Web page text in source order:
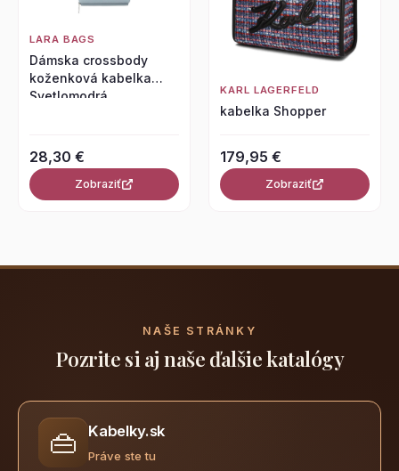
LARA BAGS
Dámska crossbody
koženková kabelka
Svetlomodrá
28,30 €
Zobraziť
KARL LAGERFELD
kabelka Shopper
179,95 €
Zobraziť
NAŠE STRÁNKY
Pozrite si aj naše ďalšie katalógy
👜 Kabelky.sk
Práve ste tu